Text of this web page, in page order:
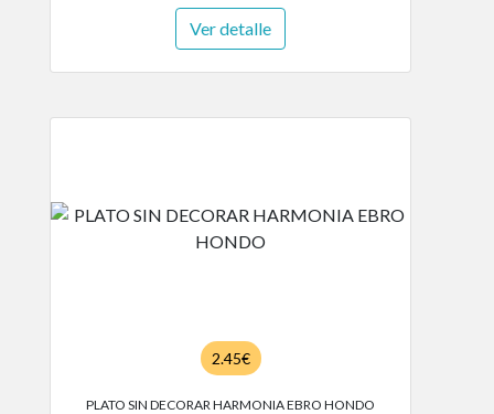
Ver detalle
2.45€
PLATO SIN DECORAR HARMONIA EBRO HONDO